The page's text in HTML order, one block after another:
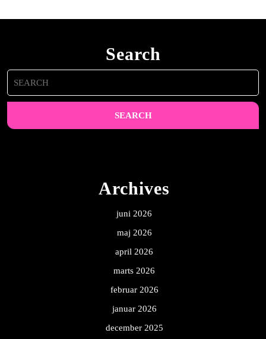
Search
Search
for:
Archives
juni 2026
maj 2026
april 2026
marts 2026
februar 2026
januar 2026
december 2025